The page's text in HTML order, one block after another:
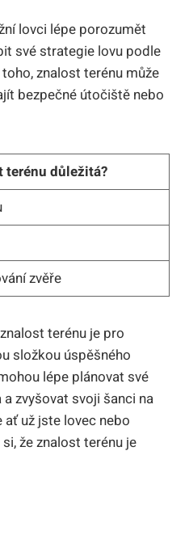
lovci lépe porozumět
své strategie lovu podle
znalost terénu může
bezpečné útočiště nebo
terénu důležitá?
zvěře
terénu je pro
složkou úspěšného
lépe plánovat své
zvyšovat svoji šanci na
už jste lovec nebo
že znalost terénu je